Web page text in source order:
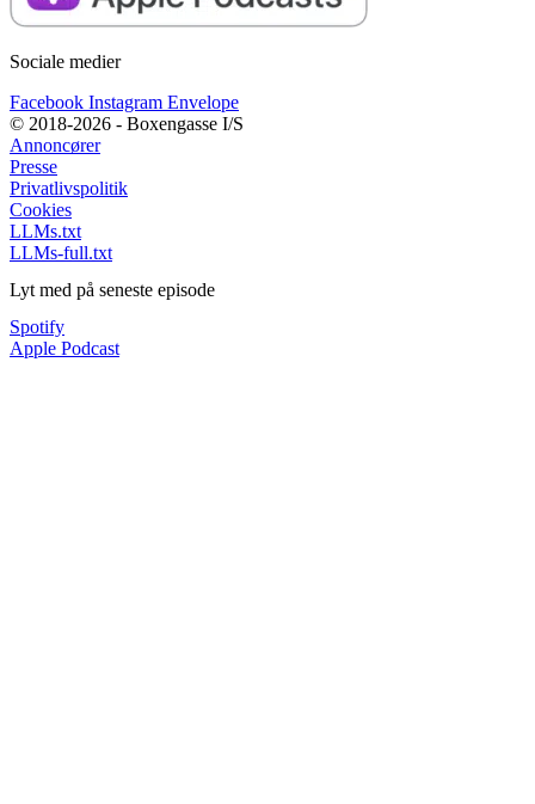
Sociale medier
Facebook Instagram Envelope
© 2018-2026 - Boxengasse I/S
Annoncører
Presse
Privatlivspolitik
Cookies
LLMs.txt
LLMs-full.txt
Lyt med på seneste episode
Spotify
Apple Podcast